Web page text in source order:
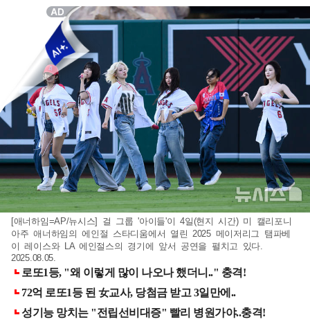
[애너하임=AP/뉴시스] 걸 그룹 '아이들'이 4일(현지 시간) 미 캘리포니
아주 애너하임의 에인절 스타디움에서 열린 2025 메이저리그 탬파베
이 레이스와 LA 에인절스의 경기에 앞서 공연을 펼치고 있다.
2025.08.05.